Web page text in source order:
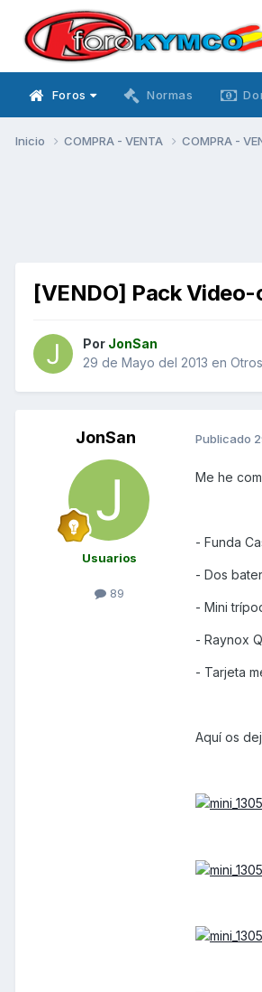
Foros Normas
Inicio COMPRA - VENTA COMPRA -
[VENDO] Pack Video-
Por JonSan
29 de Mayo del 2013 en
JonSan
Usuarios
89
Publicado
Me he
- Funda
- Dos
- Mini
- Raynox
- Tarjeta
Aquí os